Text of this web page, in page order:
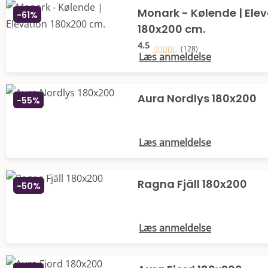
-61%
Monark - Kølende |
180x200 cm.
4.5 (128)
Læs anmeldelse
-55% Aura Nordlys 180x200
Læs anmeldelse
-50% Ragna Fjäll 180x200
Læs anmeldelse